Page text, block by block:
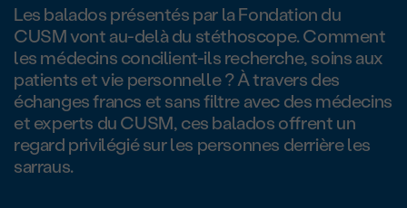
Les balados présentés par la Fondation du
CUSM vont au-delà du stéthoscope. Comment
les médecins concilient-ils recherche, soins aux
patients et vie personnelle ? À travers des
échanges francs et sans filtre avec des médecins
et experts du CUSM, ces balados offrent un
regard privilégié sur les personnes derrière les
sarraus.